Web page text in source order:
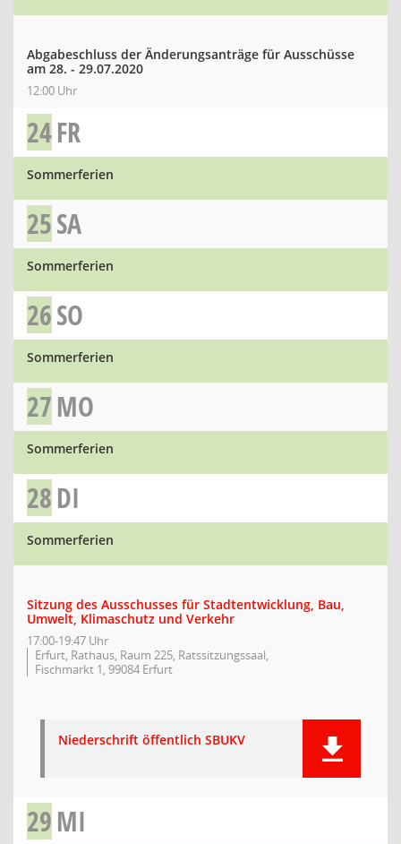
Abgabeschluss der Änderungsanträge für Ausschüsse
am 28. - 29.07.2020
12:00 Uhr
24FR
Sommerferien
25SA
Sommerferien
26SO
Sommerferien
27MO
Sommerferien
28DI
Sommerferien
Sitzung des Ausschusses für Stadtentwicklung, Bau,
Umwelt, Klimaschutz und Verkehr
17:00-19:47 Uhr
Erfurt, Rathaus, Raum 225, Ratssitzungssaal,
Fischmarkt 1, 99084 Erfurt
Niederschrift öffentlich SBUKV
29MI